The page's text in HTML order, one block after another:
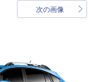
次の画像